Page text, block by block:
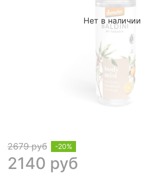
Нет в наличии
2679 руб
2140 руб
-20%